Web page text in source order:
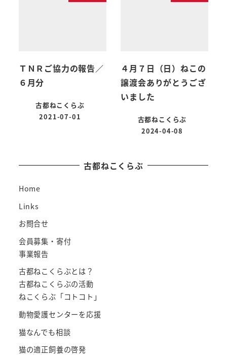
ＴＮＲご協力の報告／
６月分
古都ねこくらぶ
2021-07-01
４月７日（日）ねこの
譲渡会ありがとうござ
いました
古都ねこくらぶ
2024-04-08
古都ねこくらぶ
Home
Links
お問合せ
会員募集・寄付
事業報告
古都ねこくらぶとは？
古都ねこくらぶの活動
ねこくらぶ「コトコト」
動物愛護センターを応援
猫なんでも相談
猫の適正飼養の啓発